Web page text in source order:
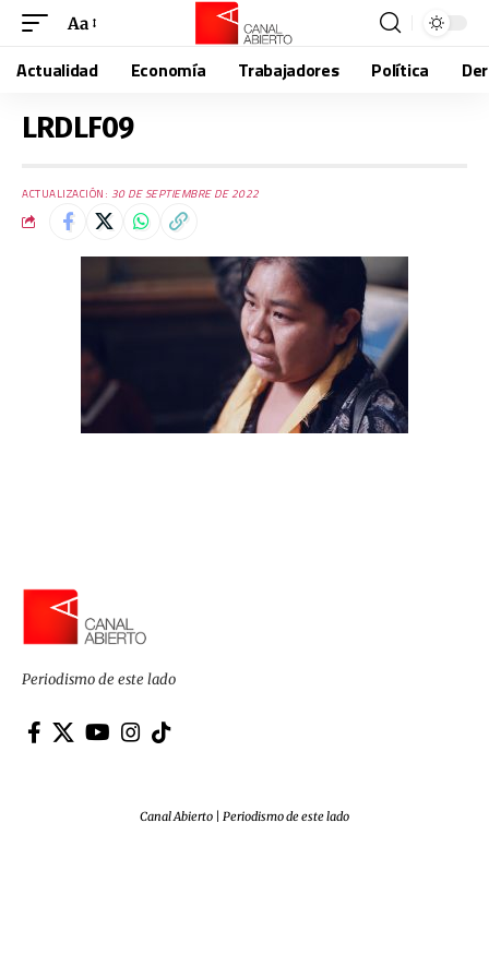
Aa
Actualidad Economía Trabajadores Política
LRDLF09
ACTUALIZACIÓN: 30 DE SEPTIEMBRE DE 2022
Periodismo de este lado
Canal Abierto | Periodismo de este lado